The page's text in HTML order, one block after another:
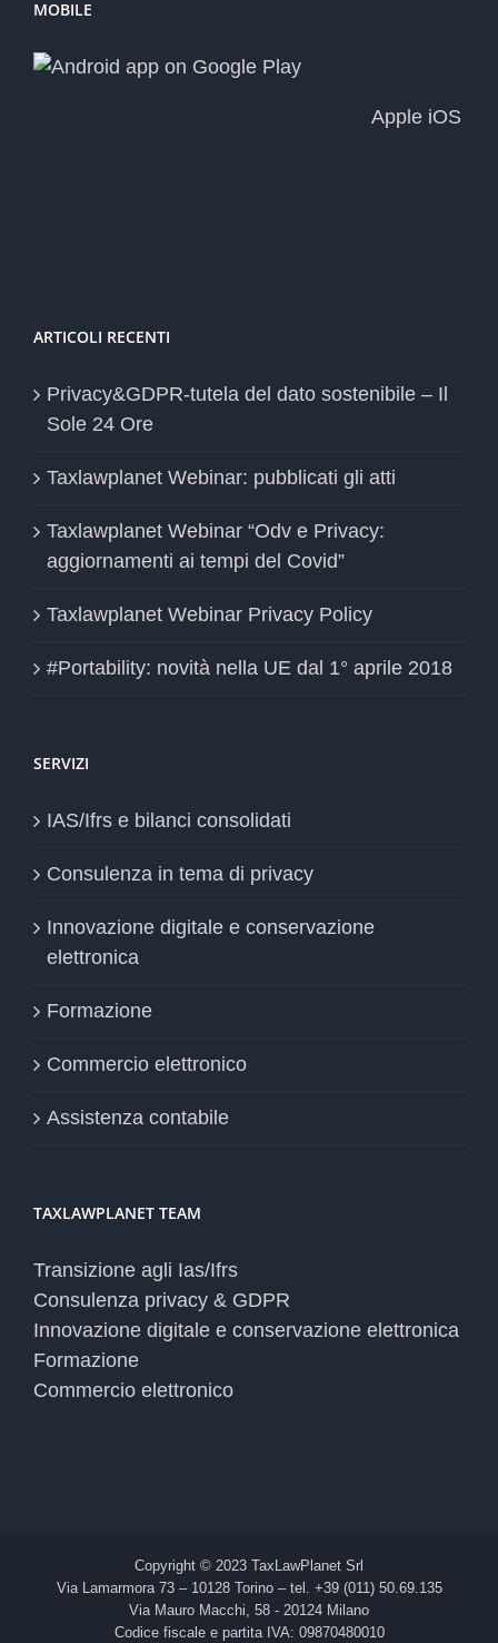
MOBILE
Apple iOS
ARTICOLI RECENTI
Privacy&GDPR-tutela del dato sostenibile – Il
Sole 24 Ore
Taxlawplanet Webinar: pubblicati gli atti
Taxlawplanet Webinar “Odv e Privacy:
aggiornamenti ai tempi del Covid”
Taxlawplanet Webinar Privacy Policy
#Portability: novità nella UE dal 1° aprile 2018
SERVIZI
IAS/Ifrs e bilanci consolidati
Consulenza in tema di privacy
Innovazione digitale e conservazione
elettronica
Formazione
Commercio elettronico
Assistenza contabile
TAXLAWPLANET TEAM
Transizione agli Ias/Ifrs
Consulenza privacy & GDPR
Innovazione digitale e conservazione elettronica
Formazione
Commercio elettronico
Copyright © 2023 TaxLawPlanet Srl
Via Lamarmora 73 – 10128 Torino – tel. +39 (011) 50.69.135
Via Mauro Macchi, 58 - 20124 Milano
Codice fiscale e partita IVA: 09870480010